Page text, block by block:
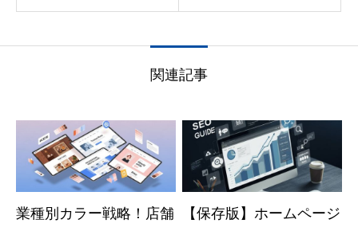
関連記事
業種別カラー戦略！店舗
【保存版】ホームページ